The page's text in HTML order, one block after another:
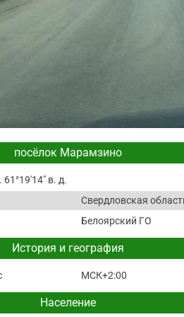
посёлок Марамзино
61°19′14″ в. д.
Свердловская
Белоярский ГО
История и география
МСК+2:00
Население